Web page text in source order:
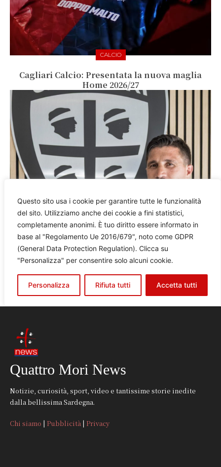
Quattro Mori News
Notizie, curiosità, sport, video e tantissime storie inedite
dalla bellissima Sardegna.
Chi siamo | Pubblicità | Privacy